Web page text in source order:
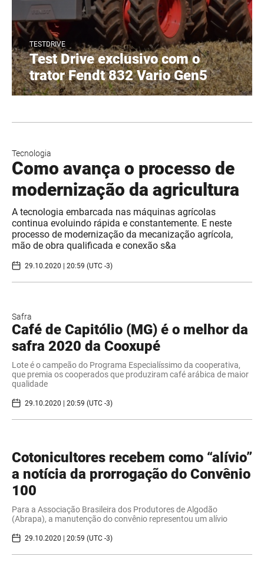
TESTDRIVE
Test Drive exclusivo com o
trator Fendt 832 Vario Gen5
Tecnologia
Como avança o processo de
modernização da agricultura
A tecnologia embarcada nas máquinas agrícolas
continua evoluindo rápida e constantemente. E neste
processo de modernização da mecanização agrícola,
mão de obra qualificada e conexão s&a
29.10.2020 | 20:59 (UTC -3)
Safra
Café de Capitólio (MG) é o melhor da
safra 2020 da Cooxupé
Lote é o campeão do Programa Especialíssimo da cooperativa,
que premia os cooperados que produziram café arábica de maior
qualidade
29.10.2020 | 20:59 (UTC -3)
Cotonicultores recebem como “alívio”
a notícia da prorrogação do Convênio
100
Para a Associação Brasileira dos Produtores de Algodão
(Abrapa), a manutenção do convênio representou um alívio
29.10.2020 | 20:59 (UTC -3)